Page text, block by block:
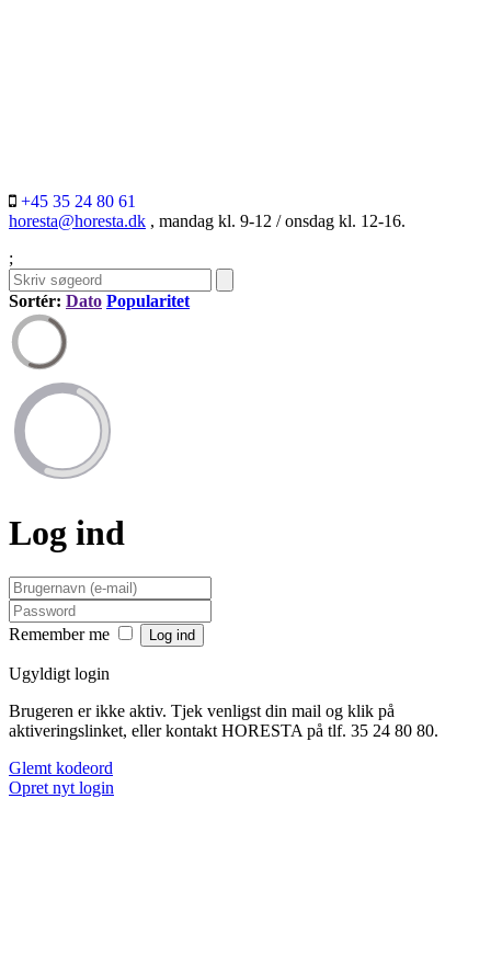
+45 35 24 80 61
horesta@horesta.dk , mandag kl. 9-12 / onsdag kl. 12-16.
;
Sortér: Dato Popularitet
Log ind
Remember me
Ugyldigt login
Brugeren er ikke aktiv. Tjek venligst din mail og klik på
aktiveringslinket, eller kontakt HORESTA på tlf. 35 24 80 80.
Glemt kodeord
Opret nyt login